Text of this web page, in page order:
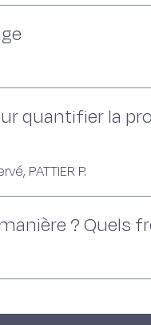
quantifier la
PATTIER P.
? Quels